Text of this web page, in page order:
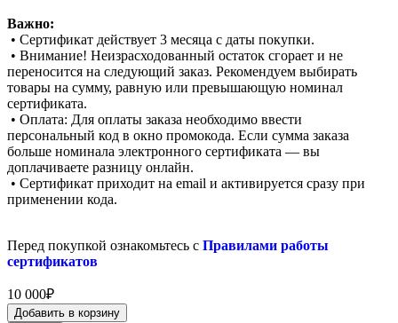
Важно:
• Сертификат действует 3 месяца с даты покупки.
• Внимание! Неизрасходованный остаток сгорает и не
переносится на следующий заказ. Рекомендуем выбирать
товары на сумму, равную или превышающую номинал
сертификата.
• Оплата: Для оплаты заказа необходимо ввести
персональный код в окно промокода. Если сумма заказа
больше номинала электронного сертификата — вы
доплачиваете разницу онлайн.
• Сертификат приходит на email и активируется сразу при
применении кода.
Перед покупкой ознакомьтесь с Правилами работы
сертификатов
10 000₽
Добавить в корзину